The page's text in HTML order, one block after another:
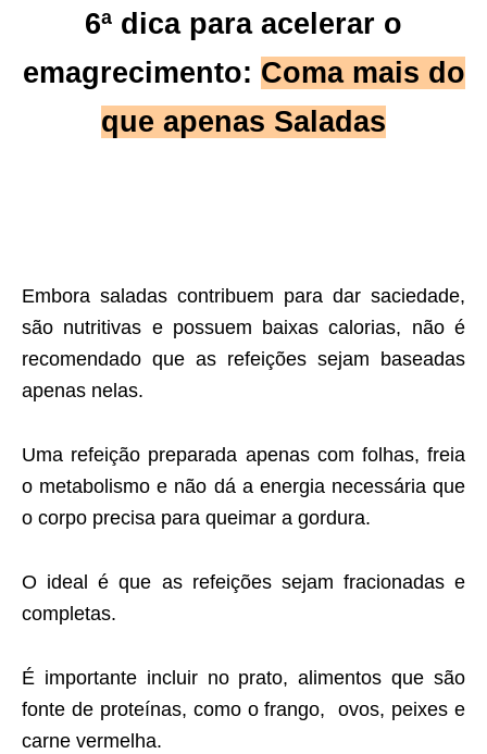
6ª dica para acelerar o
emagrecimento: Coma mais do
que apenas Saladas
Embora saladas contribuem para dar saciedade,
são nutritivas e possuem baixas calorias, não é
recomendado que as refeições sejam baseadas
apenas nelas.
Uma refeição preparada apenas com folhas, freia
o metabolismo e não dá a energia necessária que
o corpo precisa para queimar a gordura.
O ideal é que as refeições sejam fracionadas e
completas.
É importante incluir no prato, alimentos que são
fonte de proteínas, como o frango, ovos, peixes e
carne vermelha.